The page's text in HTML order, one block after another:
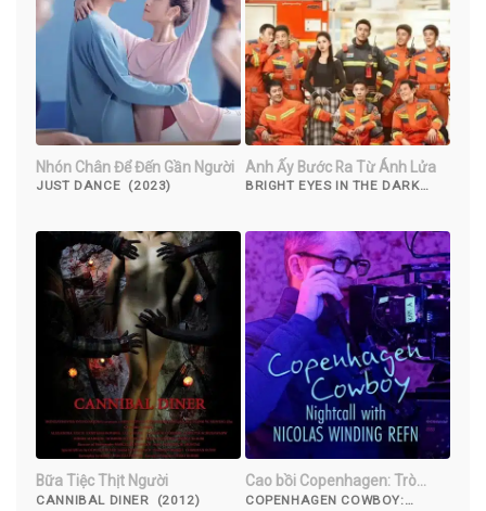
Nhón Chân Để Đến Gần Người
JUST DANCE (2023)
Anh Ấy Bước Ra Từ Ánh Lửa
BRIGHT EYES IN THE DARK
Bữa Tiệc Thịt Người
CANNIBAL DINER (2012)
Cao bồi Copenhagen: Trò
chuyện đêm với Nicolas
COPENHAGEN COWBOY: